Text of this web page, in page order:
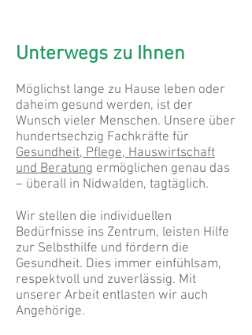
Unterwegs zu Ihnen
Möglichst lange zu Hause leben oder
daheim gesund werden, ist der
Wunsch vieler Menschen. Unsere über
hundertsechzig Fachkräfte für
Gesundheit, Pflege, Hauswirtschaft
und Beratung ermöglichen genau das
– überall in Nidwalden, tagtäglich.
Wir stellen die individuellen
Bedürfnisse ins Zentrum, leisten Hilfe
zur Selbsthilfe und fördern die
Gesundheit. Dies immer einfühlsam,
respektvoll und zuverlässig. Mit
unserer Arbeit entlasten wir auch
Angehörige.